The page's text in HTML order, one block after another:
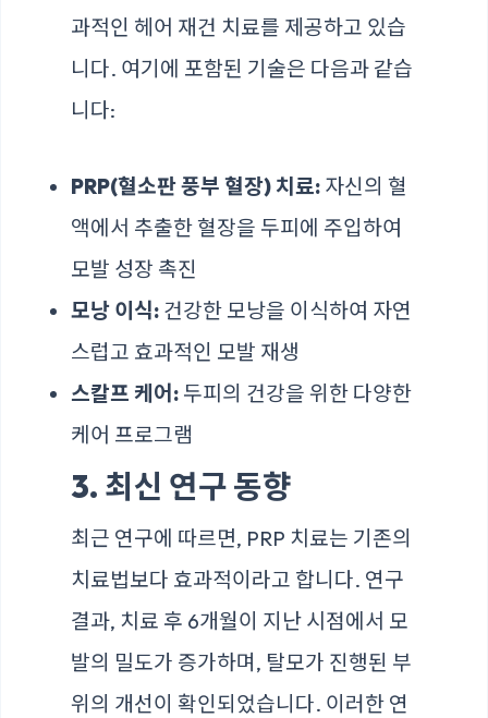
과적인 헤어 재건 치료를 제공하고 있습
니다. 여기에 포함된 기술은 다음과 같습
니다:
PRP(혈소판 풍부 혈장) 치료: 자신의 혈
액에서 추출한 혈장을 두피에 주입하여
모발 성장 촉진
모낭 이식: 건강한 모낭을 이식하여 자연
스럽고 효과적인 모발 재생
스칼프 케어: 두피의 건강을 위한 다양한
케어 프로그램
3. 최신 연구 동향
최근 연구에 따르면, PRP 치료는 기존의
치료법보다 효과적이라고 합니다. 연구
결과, 치료 후 6개월이 지난 시점에서 모
발의 밀도가 증가하며, 탈모가 진행된 부
위의 개선이 확인되었습니다. 이러한 연